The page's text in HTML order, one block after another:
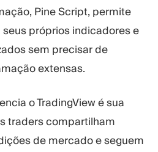
Pine Script, permite
próprios indicadores e
sem precisar de
extensas.
o TradingView é sua
traders compartilham
de mercado e seguem